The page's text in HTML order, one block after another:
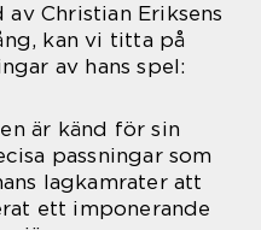
Christian Eriksens
kan vi titta på
av hans spel:
är känd för sin
passningar som
lagkamrater att
ett imponerande